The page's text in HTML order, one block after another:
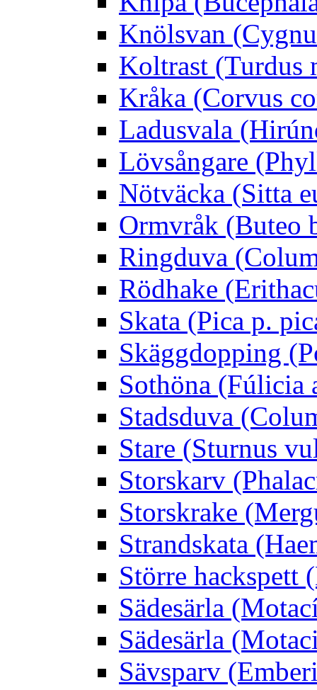
Knölsvan
Koltrast (Turdus
Kråka (Corvus
Ladusvala
Lövsångare
Nötväcka (Sitta
Ormvråk (Buteo
Ringduva
Rödhake
Skata (Pica p.
Skäggdopping
Sothöna (Fúlicia
Stadsduva
Stare (Sturnus
Storskarv
Storskrake
Strandskata
Större hackspett
Sädesärla
Sädesärla
Sävsparv